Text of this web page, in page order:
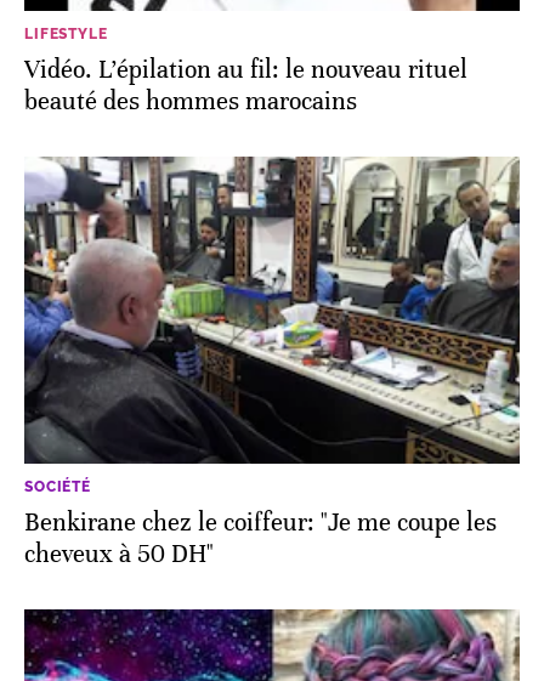
LIFESTYLE
Vidéo. L’épilation au fil: le nouveau rituel
beauté des hommes marocains
SOCIÉTÉ
Benkirane chez le coiffeur: "Je me coupe les
cheveux à 50 DH"